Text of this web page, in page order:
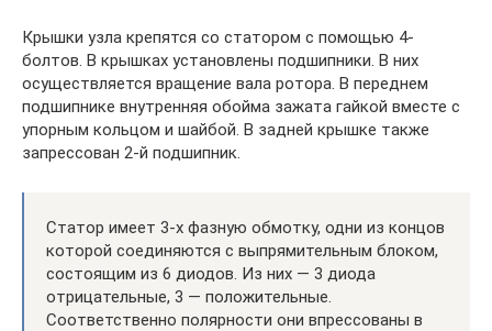
Крышки узла крепятся со статором с помощью 4-
болтов. В крышках установлены подшипники. В них
осуществляется вращение вала ротора. В переднем
подшипнике внутренняя обойма зажата гайкой вместе с
упорным кольцом и шайбой. В задней крышке также
запрессован 2-й подшипник.
Статор имеет 3-х фазную обмотку, одни из концов
которой соединяются с выпрямительным блоком,
состоящим из 6 диодов. Из них — 3 диода
отрицательные, 3 — положительные.
Соответственно полярности они впрессованы в